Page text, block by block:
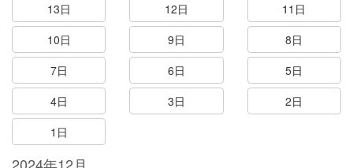
13日
12日
11日
10日
9日
8日
7日
6日
5日
4日
3日
2日
1日